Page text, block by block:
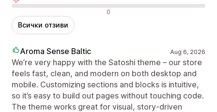
Отрицателни отзиви 0
Всички отзиви
Aroma Sense Baltic Aug 6, 2026
We’re very happy with the Satoshi theme – our store
feels fast, clean, and modern on both desktop and
mobile. Customizing sections and blocks is intuitive,
so it’s easy to build out pages without touching code.
The theme works great for visual, story‑driven